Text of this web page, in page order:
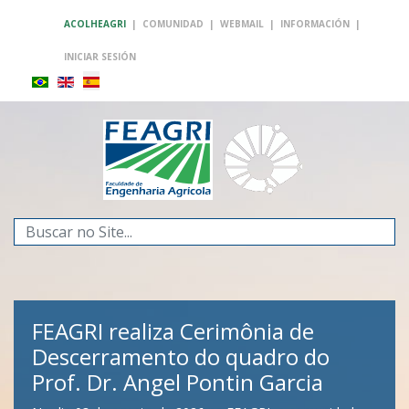
ACOLHEAGRI | COMUNIDAD | WEBMAIL | INFORMACIÓN |
INICIAR SESIÓN
Buscar...
FEAGRI realiza Cerimônia de
Descerramento do quadro do
Prof. Dr. Angel Pontin Garcia
FEAGRI